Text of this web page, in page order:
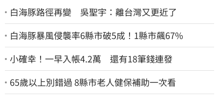
白海豚路徑再變 吳聖宇：離台灣又更近了
白海豚暴風侵襲率6縣市破5成！1縣市飆67%
小確幸！一早入帳4.2萬 還有18筆錢連發
65歲以上別錯過 8縣市老人健保補助一次看